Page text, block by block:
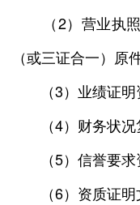
（2）营业执照
（或三证合一）原
（3）业绩证明
（4）财务状况
（5）信誉要求
（6）资质证明